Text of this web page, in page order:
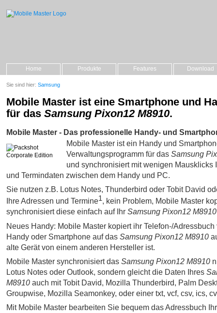
Home Produkte Features Download
Mobile Master ist eine Smartphone und
für das Samsung Pixon12 M8910.
Mobile Master - Das professionelle Handy- und
Mobile Master ist ein Handy und
Verwaltungsprogramm für das Samsung
und synchronisiert mit wenigen Mausklicks
und Termindaten zwischen dem Handy und PC.
Sie nutzen z.B. Lotus Notes, Thunderbird oder Tobit David
Ihre Adressen und Termine1, kein Problem, Mobile Master
synchronisiert diese einfach auf Ihr Samsung Pixon12 M8910
Neues Handy: Mobile Master kopiert ihr Telefon-/Adressbuch
Handy oder Smartphone auf das Samsung Pixon12 M8910
alte Gerät von einem anderen Hersteller ist.
Mobile Master synchronisiert das Samsung Pixon12 M8910
Lotus Notes oder Outlook, sondern gleicht die Daten Ihres
M8910 auch mit Tobit David, Mozilla Thunderbird, Palm
Groupwise, Mozilla Seamonkey, oder einer txt, vcf, csv, ics,
Mit Mobile Master bearbeiten Sie bequem das Adressbuch
Sie sind hier: Samsung